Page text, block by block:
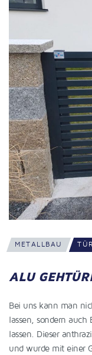
METALLBAU
ALU
Bei uns kann man
lassen, sondern
lassen. Dieser
und wurde mit einer